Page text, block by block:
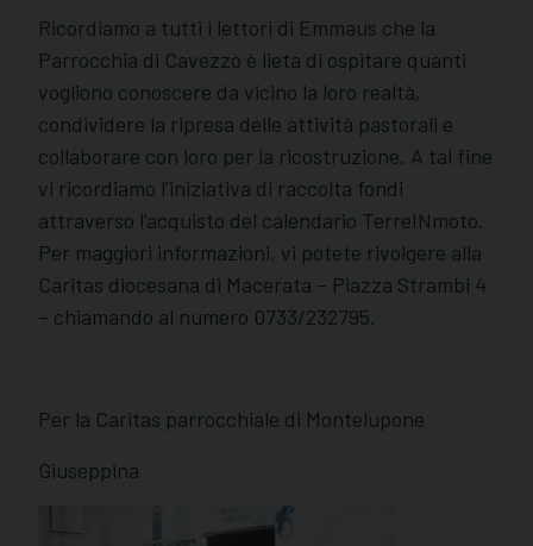
Ricordiamo a tutti i lettori di Emmaus che la
Parrocchia di Cavezzo è lieta di ospitare quanti
vogliono conoscere da vicino la loro realtà,
condividere la ripresa delle attività pastorali e
collaborare con loro per la ricostruzione. A tal fine
vi ricordiamo l’iniziativa di raccolta fondi
attraverso l’acquisto del calendario TerreINmoto.
Per maggiori informazioni, vi potete rivolgere alla
Caritas diocesana di Macerata – Piazza Strambi 4
– chiamando al numero 0733/232795.
Per la Caritas parrocchiale di Montelupone
Giuseppina